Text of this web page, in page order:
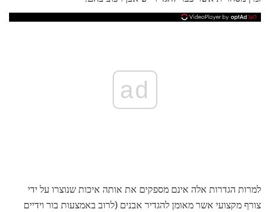
ad
למרות הגדרות אלה אינם מספקים את אותה איכות שנוצרו על ידי
צורף מקצועי אשר מאומן להגדיר אבנים (לרוב באמצעות בור וידיים